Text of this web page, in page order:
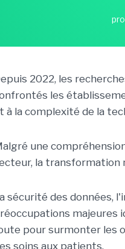
2022, les
les
à la complexité de la
une
la transformation
sécurité des données,
majeures
pour surmonter les
soins aux patients.